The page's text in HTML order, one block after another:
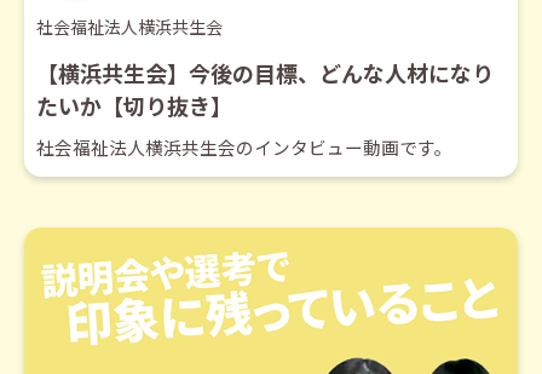
社会福祉法人横浜共生会
【横浜共生会】今後の目標、どんな人材になり
たいか【切り抜き】
社会福祉法人横浜共生会のインタビュー動画です。